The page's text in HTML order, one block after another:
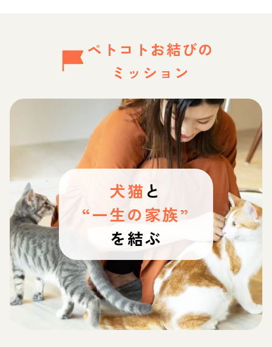
ペトコトお結びの
ミッション
犬猫 と
“一生の家族”
を結ぶ